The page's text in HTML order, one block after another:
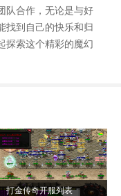
队合作，无论是与好
找到自己的快乐和归
探索这个精彩的魔幻
打金传奇开服列表